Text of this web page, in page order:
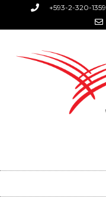
+593-2-320-1359